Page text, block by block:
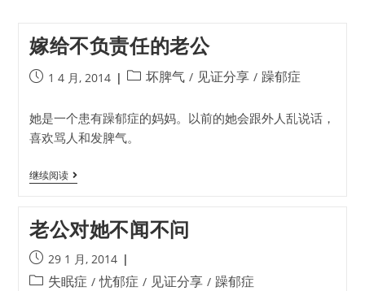
嫁给不负责任的老公
1 4 月, 2014 坏脾气 / 见证分享 / 躁郁症
她是一个患有躁郁症的妈妈。以前的她会跟外人乱说话，
喜欢骂人和发脾气。
继续阅读
老公对她不闻不问
29 1 月, 2014
失眠症 / 忧郁症 / 见证分享 / 躁郁症